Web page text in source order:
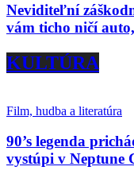
Neviditeľní
vám ticho ničí
KULTÚRA
Film, hudba a literatúra
90’s legenda
vystúpi v Neptune